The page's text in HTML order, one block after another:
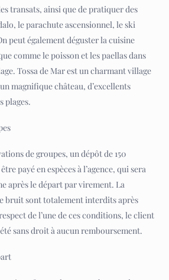
transats, ainsi que de pratiquer des
le parachute ascensionnel, le ski
peut également déguster la cuisine
comme le poisson et les paellas dans
Tossa de Mar est un charmant village
magnifique château, d’excellents
plages.
de groupes, un dépôt de 150
payé en espèces à l’agence, qui sera
après le départ par virement. La
bruit sont totalement interdits après
de l’une de ces conditions, le client
sans droit à aucun remboursement.